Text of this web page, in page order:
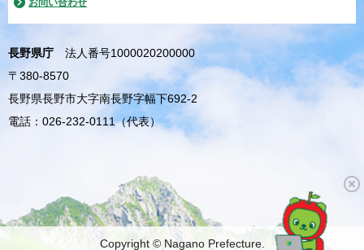
お問い合わせ
長野県庁
法人番号1000020200000
〒380-8570
長野県長野市大字南長野字幅下692-2
電話：026-232-0111（代表）
Copyright © Nagano Prefecture.